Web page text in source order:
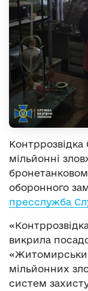
мільйонні
оборонного
пресслужба
викрила
мільйонних
систем